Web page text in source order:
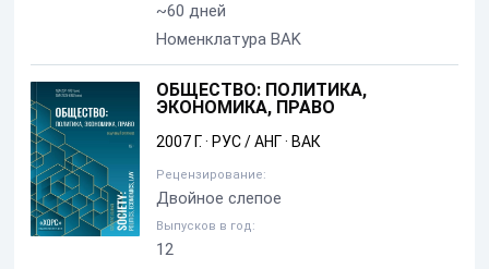
~60 дней
Номенклатура BAK
ОБЩЕСТВО: ПОЛИТИКА,
ЭКОНОМИКА, ПРАВО
2007 Г.· РУС / АНГ· ВАК
Рецензирование:
Двойное слепое
Выпусков в год:
12